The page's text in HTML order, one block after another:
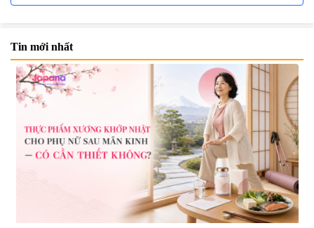
Nước uống đẹp da Collagen
50ml)
| 789.120
1.200.000 đ
Nước uống Collagen Kaza Rose
Lady 5000mg (Hộp 10 chai x
50ml)
|67.440
950.000 đ
Tin mới nhất